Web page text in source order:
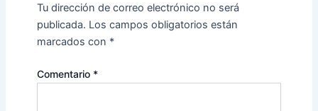
Tu dirección de correo electrónico no será
publicada. Los campos obligatorios están
marcados con *
Comentario *